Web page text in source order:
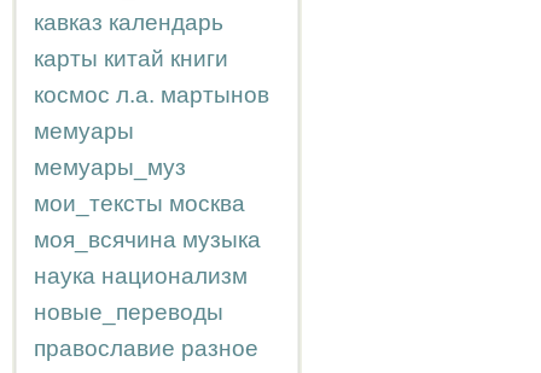
кавказ календарь
карты китай книги
космос л.а. мартынов
мемуары
мемуары_муз
мои_тексты москва
моя_всячина музыка
наука национализм
новые_переводы
православие разное